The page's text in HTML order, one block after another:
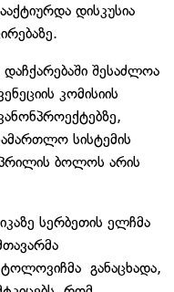
დისკუსია
შესაძლოა
კომისიის
სისტემის
ბოლოს არის
სერბეთის ელჩმა
განაცხადა,